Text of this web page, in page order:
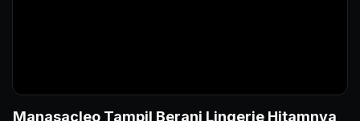
Manasacleo Tampil Berani Lingerie Hitamnya